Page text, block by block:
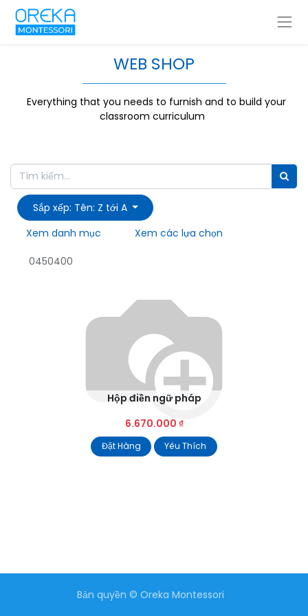
WEB SHOP
Everything that you needs to furnish and to build your
classroom curriculum
Sắp xếp: Tên: Z tới A
Xem danh mục
Xem các lựa chọn
0450400
Hộp điền ngữ pháp
6.670.000 ₫
Đặt Hàng Yêu Thích
Bản quyền © Oreka Montessori